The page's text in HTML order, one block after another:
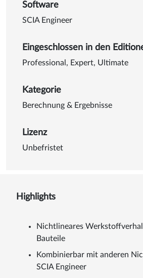
Software
SCIA Engineer
Eingeschlossen in den
Professional , Expert, Ultimate
Kategorie
Berechnung & Ergebnisse
Lizenz
Unbefristet
Highlights
Nichtlineares
Bauteile
Kombinierbar mit anderen
SCIA Engineer